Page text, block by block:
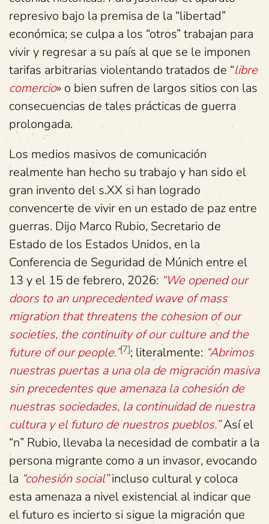
represivo bajo la premisa de la “libertad”
económica; se culpa a los “otros” trabajan para
vivir y regresar a su país al que se le imponen
tarifas arbitrarias violentando tratados de “libre
comercio» o bien sufren de largos sitios con las
consecuencias de tales prácticas de guerra
prolongada.
Los medios masivos de comunicación
realmente han hecho su trabajo y han sido el
gran invento del s.XX si han logrado
convencerte de vivir en un estado de paz entre
guerras. Dijo Marco Rubio, Secretario de
Estado de los Estados Unidos, en la
Conferencia de Seguridad de Múnich entre el
13 y el 15 de febrero, 2026: “We opened our
doors to an unprecedented wave of mass
migration that threatens the cohesion of our
societies, the continuity of our culture and the
future of our people.”[7]; literalmente: “Abrimos
nuestras puertas a una ola de migración masiva
sin precedentes que amenaza la cohesión de
nuestras sociedades, la continuidad de nuestra
cultura y el futuro de nuestros pueblos.”Así el
“n” Rubio, llevaba la necesidad de combatir a la
persona migrante como a un invasor, evocando
la “cohesión social”incluso cultural y coloca
esta amenaza a nivel existencial al indicar que
el futuro es incierto si sigue la migración que